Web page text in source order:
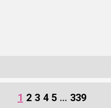
1 2 3 4 5 ... 339